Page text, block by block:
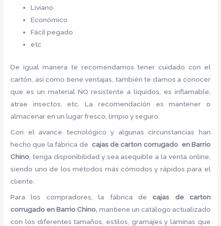
Liviano
Económico
Fácil pegado
etc
De igual manera te recomendamos tener cuidado con el
cartón, así como tiene ventajas, también te damos a conocer
que es un material NO resistente a líquidos, es inflamable,
atrae insectos, etc. La recomendación es mantener o
almacenar en un lugar fresco, limpio y seguro.
Con el avance tecnológico y algunas circunstancias han
hecho que la fábrica de cajas de carton corrugado en Barrio
Chino , tenga disponibilidad y sea asequible a la venta online,
siendo uno de los métodos más cómodos y rápidos para el
cliente.
Para los compradores, la fábrica decajas de carton
corrugado en Barrio Chino, mantiene un catálogo actualizado
con los diferentes tamaños, estilos, gramajes y láminas que